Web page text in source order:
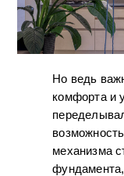
Но ведь
комфорта и
механизма